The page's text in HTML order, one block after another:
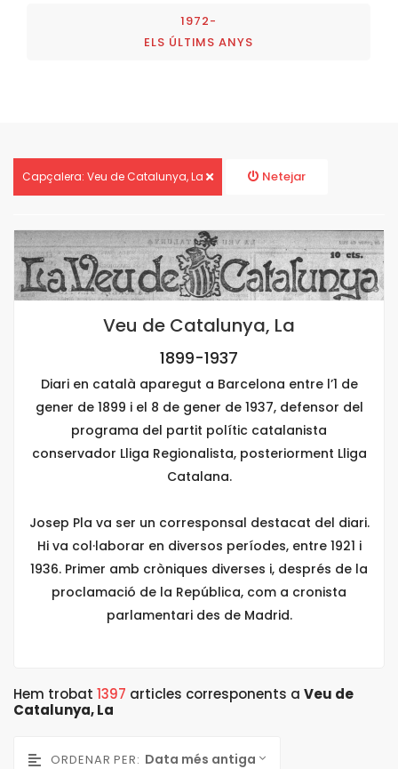
1972-
ELS ÚLTIMS ANYS
Capçalera: Veu de Catalunya, La Netejar
Veu de Catalunya, La
1899-1937
Diari en català aparegut a Barcelona entre l’1 de
gener de 1899 i el 8 de gener de 1937, defensor del
programa del partit polític catalanista
conservador Lliga Regionalista, posteriorment Lliga
Catalana.
Josep Pla va ser un corresponsal destacat del diari.
Hi va col·laborar en diversos períodes, entre 1921 i
1936. Primer amb cròniques diverses i, després de la
proclamació de la República, com a cronista
parlamentari des de Madrid.
Hem trobat 1397 articles corresponents a Veu de
Catalunya, La
ORDENAR PER: Data més antiga